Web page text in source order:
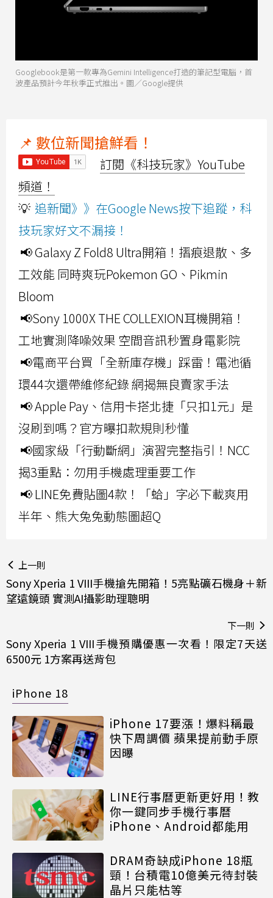
Googlebook是第一款專為Gemini Intelligence打造的筆記型電腦，首
波產品預計今年秋季正式推出。圖／Google提供
📌 數位新聞搶鮮看！
訂閱《科技玩家》YouTube
頻道！
💡 追新聞》》在Google News按下追蹤，科
技玩家好文不漏接！
📢 Galaxy Z Fold8 Ultra開箱！摺痕退散、多
工效能 同時爽玩Pokemon GO、Pikmin
Bloom
📢Sony 1000X THE COLLEXION耳機開箱！
工地實測降噪效果 空間音訊秒置身電影院
📢電商平台買「全新庫存機」踩雷！電池循
環44次還帶維修紀錄 網揭無良賣家手法
📢 Apple Pay、信用卡搭北捷「只扣1元」是
沒刷到嗎？官方曝扣款規則秒懂
📢國家級「行動斷網」演習完整指引！NCC
揭3重點：勿用手機處理重要工作
📢 LINE免費貼圖4款！「蛤」字必下載爽用
半年、熊大兔兔動態圖超Q
上一則
Sony Xperia 1 VIII手機搶先開箱！5亮點礦石機身＋新
望遠鏡頭 實測AI攝影助理聰明
下一則
Sony Xperia 1 VIII手機預購優惠一次看！限定7天送
6500元 1方案再送背包
iPhone 18
iPhone 17要漲！爆料稱最
快下周調價 蘋果提前動手原
因曝
LINE行事曆更新更好用！教
你一鍵同步手機行事曆
iPhone、Android都能用
DRAM奇缺成iPhone 18瓶
頸！台積電10億美元待封裝
晶片只能枯等